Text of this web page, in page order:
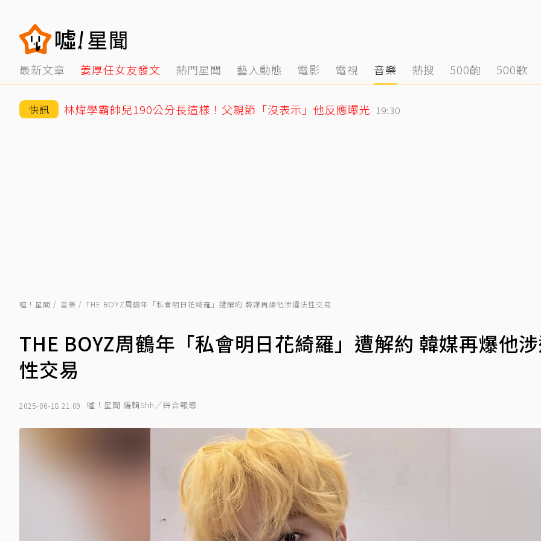
最新文章 姜厚任女友發文 熱門星聞 藝人動態 電影 電視 音樂 熱搜 500齣 500歌
快訊 林煒學霸帥兒190公分長這樣！父親節「沒表示」他反應曝光 19:30
噓！星聞 音樂 THE BOYZ周鶴年「私會明日花綺羅」遭解約 韓媒再爆他涉違法性交易
THE BOYZ周鶴年「私會明日花綺羅」遭解約 韓媒再爆他
性交易
2025-06-18 21:09 噓！星聞 編輯Shh／綜合報導